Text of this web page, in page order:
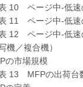
ージ中-低速のカ
ージ中-低速の用
ージ中-低速の用
機／複合機）
市場規模
の出荷台数及